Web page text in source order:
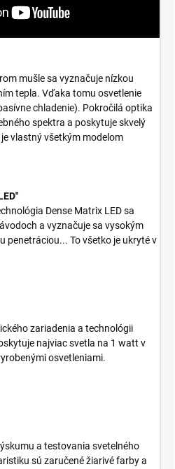
mušle sa vyznačuje nízkou
tepla. Vďaka tomu osvetlenie
chladenie). Pokročilá optika
spektra a poskytuje skvelý
vlastný všetkým modelom
Dense Matrix LED sa
a vyznačuje sa vysokým
penetráciou... To všetko je ukryté v
zariadenia a technológii
najviac svetla na 1 watt v
osvetleniami.
a testovania svetelného
sú zaručené žiarivé farby a